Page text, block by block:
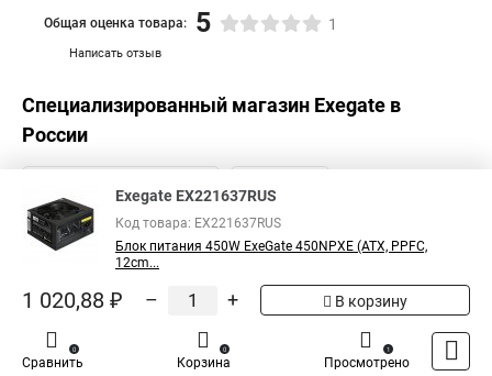
Написать отзыв
Общая оценка товара: 5 1
Специализированный магазин Exegate в
России
Exegate EX221637RUS
Код товара: EX221637RUS
Блок питания 450W ExeGate 450NPXE (ATX, PPFC,
12cm...
1 020,88 ₽ – + В корзину
Сравнить
0
Корзина
0
Просмотрено
1